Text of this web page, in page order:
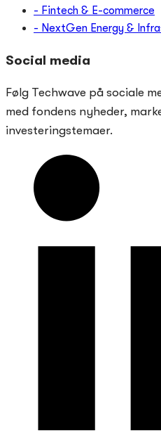
- Fintech & E-commerce
- NextGen Energy &
Social media
Følg Techwave på sociale
med fondens nyheder,
investeringstemaer.